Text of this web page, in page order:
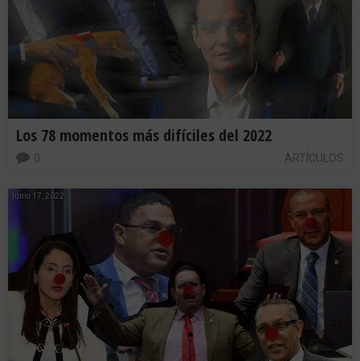
Los 78 momentos más difíciles del 2022
ARTÍCULOS
0
junio 17, 2022